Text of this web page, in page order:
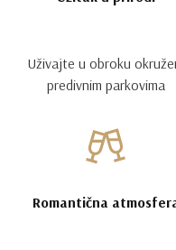
Uživajte u obroku
predivnim parkovima
Romantična